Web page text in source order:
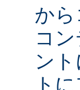
か
コ
ン
ト